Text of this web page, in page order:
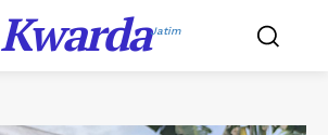
KwardaJatim